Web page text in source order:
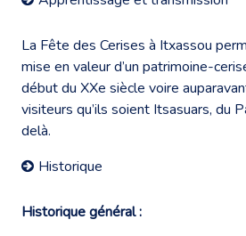
La Fête des Cerises à Itxassou
mise en valeur d’un patrimoine-
début du XXe siècle voire
visiteurs qu’ils soient Itsasuars, du
delà.
Historique
Historique général :